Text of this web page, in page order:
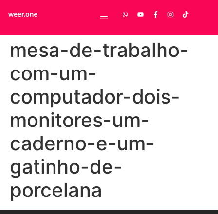
mesa-de-trabalho-
com-um-
computador-dois-
monitores-um-
caderno-e-um-
gatinho-de-
porcelana